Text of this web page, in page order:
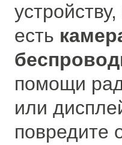
есть
помощи
или
повредите